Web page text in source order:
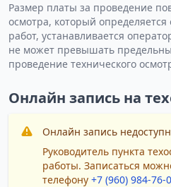
Размер платы за проведение
осмотра, который
работ, устанавливается
не может превышать
проведение технического
Онлайн запись на
Онлайн запись
Руководитель пункта
работы. Записаться
телефону +7 (960) 984-76-